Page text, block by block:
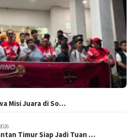
Misi Juara di So…
Timur Siap Jadi Tuan …